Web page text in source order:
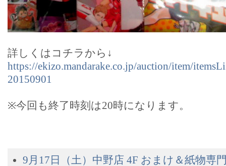
詳しくはコチラから↓
https://ekizo.mandarake.co.jp/auction/item/
20150901
※今回も終了時刻は20時になります。
9月17日（土）中野店 4F おまけ＆紙物専